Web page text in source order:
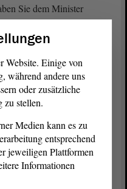
Sie dem Minister
wir haben schon
eine Prämie von
auszuloben, und
über die GAP-
werden.
Antraggefolgt,
gehabt. Die
finanziert worden
Website. Einige von
während andere uns
oder zusätzliche
zu stellen.
Medien kann es zu
entsprechend
jeweiligen Plattformen
Informationen